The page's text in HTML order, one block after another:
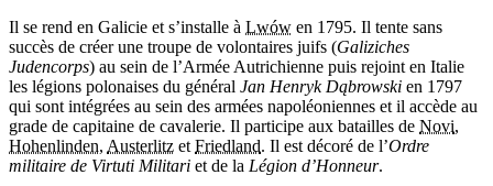
Il se rend en Galicie et s’installe à Lwów en 1795. Il tente sans
succès de créer une troupe de volontaires juifs (Galiziches
Judencorps) au sein de l’Armée Autrichienne puis rejoint en Italie
les légions polonaises du général Jan Henryk Dąbrowski en 1797
qui sont intégrées au sein des armées napoléoniennes et il accède au
grade de capitaine de cavalerie. Il participe aux batailles de Novi,
Hohenlinden, Austerlitz et Friedland. Il est décoré de l’Ordre
militaire de Virtuti Militari et de la Légion d’Honneur.